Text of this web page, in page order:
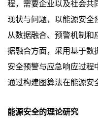
程，需要企业以及社会共
现状与问题，以能源安全
从数据融合、预警机制
据融合方面，采用基于数
安全预警与应急响应过程
通过构建图算法在能源安
能源安全的理论研究